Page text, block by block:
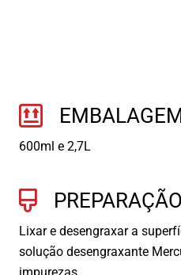
600ml e 2,7L
Lixar e desengraxar a
solução desengraxante